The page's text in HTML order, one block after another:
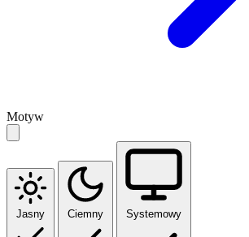
Motyw
Jasny Ciemny Systemowy